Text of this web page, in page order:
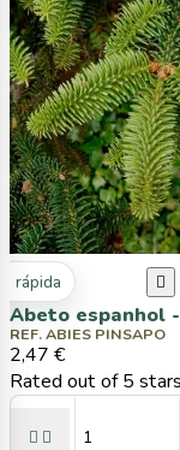
rápida 
Abeto espanhol
REF. ABIES PINSAPO
2,47 €
Rated out of 5
 